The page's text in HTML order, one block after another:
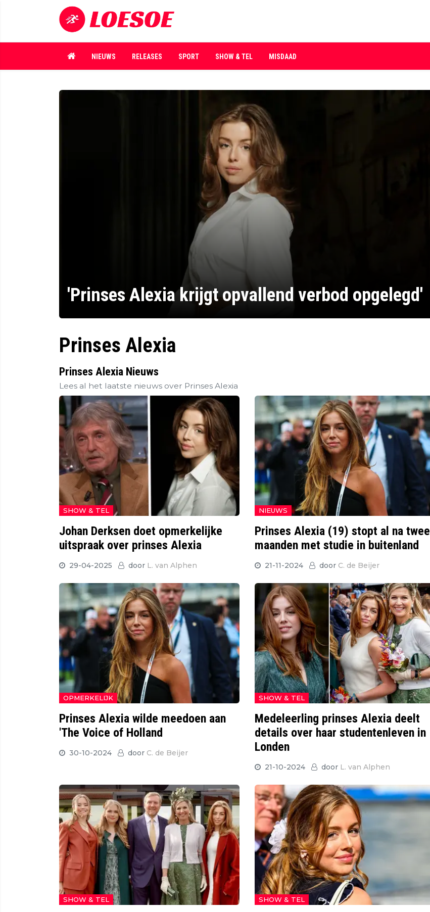
NIEUWS RELEASES SPORT SHOW & TEL MISDAAD
'Prinses Alexia krijgt opvallend verbod opgelegd'
Prinses Alexia
Prinses Alexia Nieuws
Lees al het laatste nieuws over Prinses Alexia
SHOW & TEL
Johan Derksen doet opmerkelijke
uitspraak over prinses Alexia
29-04-2025 door L. van Alphen
NIEUWS
Prinses Alexia (19) stopt al na twee
maanden met studie in buitenland
21-11-2024 door C. de Beijer
OPMERKELIJK
Prinses Alexia wilde meedoen aan
'The Voice of Holland
30-10-2024 door C. de Beijer
SHOW & TEL
Medeleerling prinses Alexia deelt
details over haar studentenleven in
Londen
21-10-2024 door L. van Alphen
SHOW & TEL SHOW & TEL